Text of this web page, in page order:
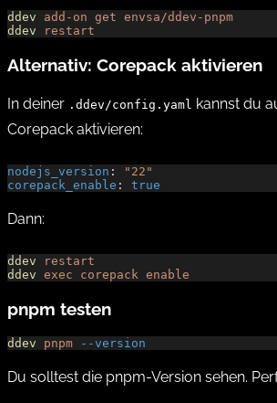
ddev add-on get envsa/ddev-pnpm
ddev restart
Alternativ: Corepack aktivieren
In deiner .ddev/config.yaml kannst du
Corepack aktivieren:
nodejs_version :
"22"
corepack_enable : true
Dann:
ddev restart
ddev exec corepack enable
pnpm testen
ddev pnpm --version
Du solltest die pnpm-Version sehen.